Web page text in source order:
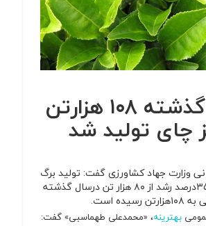
در سال گذشته ۱۰۸ هزارتن
چای تولید شد
وزارت جهاد کشاورزی گفت: تولید برگ
سبز چای نیز با ۳۵درصد رشد از ۸۰ هزار تن درسال گذشته
است.
بهترینه، «محمدعلی طهماسبی» گفت: